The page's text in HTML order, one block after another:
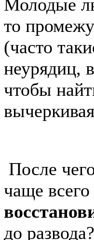
Молодые
то
(часто
неурядиц,
чтобы
После
чаще
до